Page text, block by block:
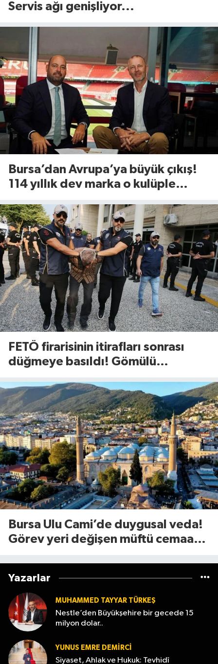
Servis ağı genişliyor...
Bursa’dan Avrupa’ya büyük çıkış!
114 yıllık dev marka o kulüple
FETÖ firarisinin itirafları sonrası
düğmeye basıldı! Gömülü
Bursa Ulu Cami’de duygusal veda!
Görev yeri değişen müftü cemaate
Yazarlar
MUHAMMED TAYYAR TÜRKEŞ
Nestle’den Büyükşehire bir gecede 15
milyon dolar..
YUNUS EMRE DEMIRCI
Siyaset, Ahlak ve Hukuk: Tevhidî